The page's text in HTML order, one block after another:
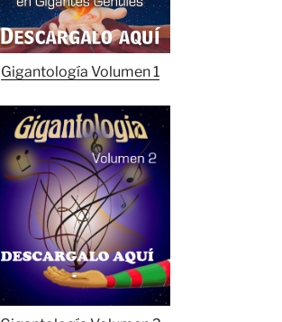
Gigantología Volumen 1